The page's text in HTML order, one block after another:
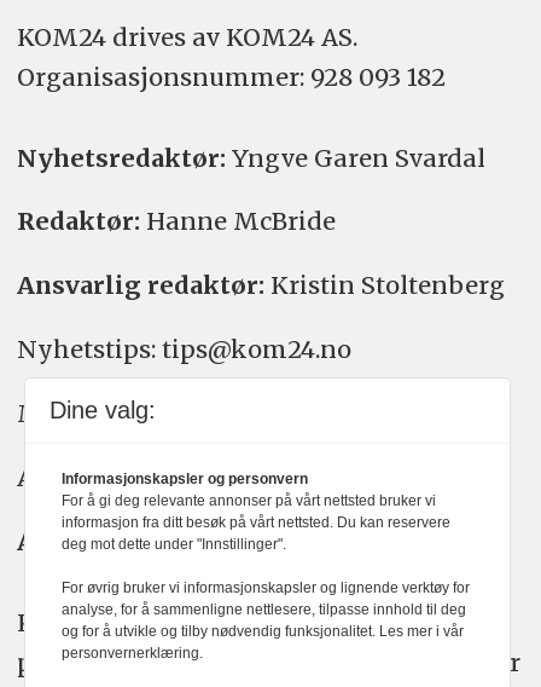
KOM24 drives av KOM24 AS.
Organisasjons­nummer: 928 093 182
Nyhetsredaktør: Yngve Garen Svardal
Redaktør: Hanne McBride
Ansvarlig redaktør: Kristin Stoltenberg
Nyhetstips: tips@kom24.no
Meninger: meninger@kom24.no
Annonse: annonse@watchmedia.no
Abonnement:kom24@watchmedia.no
KOM24 arbeider etter Vær Varsom-
plakatens regler for god presseskikk. Her
Dine valg:
Informasjonskapsler og personvern
For å gi deg relevante annonser på vårt nettsted bruker vi
informasjon fra ditt besøk på vårt nettsted. Du kan reservere
deg mot dette under "Innstillinger".
For øvrig bruker vi informasjonskapsler og lignende verktøy for
analyse, for å sammenligne nettlesere, tilpasse innhold til deg
og for å utvikle og tilby nødvendig funksjonalitet. Les mer i vår
personvernerklæring.